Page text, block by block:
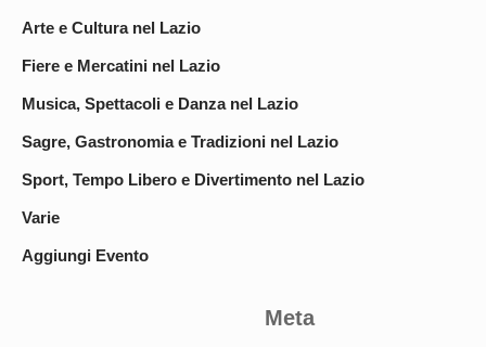
Arte e Cultura nel Lazio
Fiere e Mercatini nel Lazio
Musica, Spettacoli e Danza nel Lazio
Sagre, Gastronomia e Tradizioni nel Lazio
Sport, Tempo Libero e Divertimento nel Lazio
Varie
Aggiungi Evento
Meta